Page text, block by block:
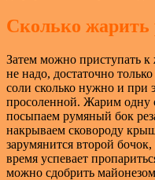
Сколько жарить
Затем можно приступать
не надо, достаточно
соли сколько нужно и при
просоленной. Жарим одну
посыпаем румяный бок
накрываем сковороду
зарумянится второй
время успевает
можно сдобрить